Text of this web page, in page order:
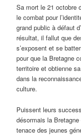
Sa mort le 21 octobre
le combat pour
grand public à défaut
résultat, il fallut que
s’exposent et se
pour que la Bretagne
territoire et obtienne
dans la
culture.
Puissent leurs
désormais la Bretagne
tenace des jeunes